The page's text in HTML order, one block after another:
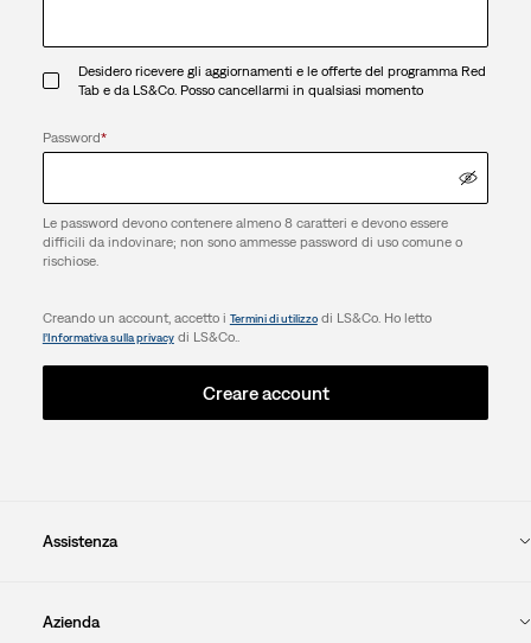
Desidero ricevere gli aggiornamenti e le offerte del programma Red
Tab e da LS&Co. Posso cancellarmi in qualsiasi momento
Password*
Le password devono contenere almeno 8 caratteri e devono essere
difficili da indovinare; non sono ammesse password di uso comune o
rischiose.
Creando un account, accetto i Termini di utilizzodi LS&Co. Ho letto
l’Informativa sulla privacydi LS&Co..
Creare account
Assistenza
Azienda